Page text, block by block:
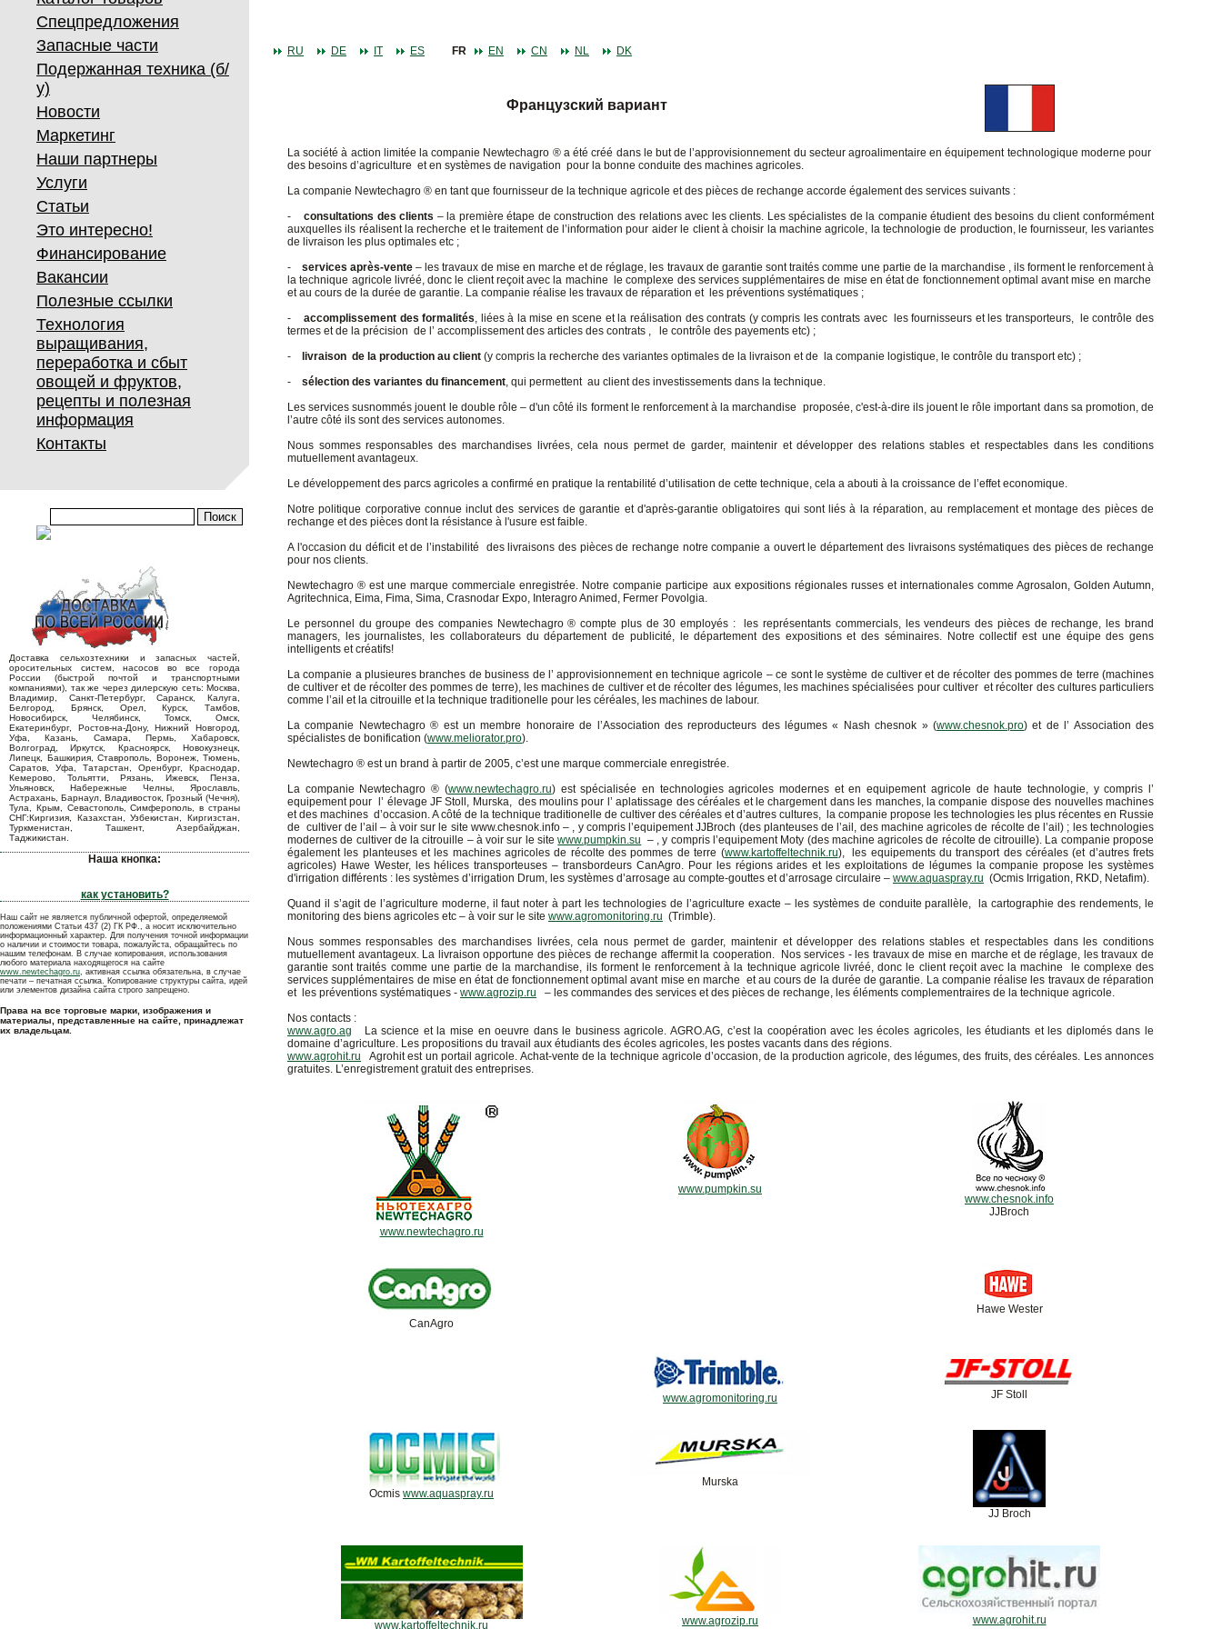
Спецпредложения
Запасные части
Подержанная техника (б/
у)
Новости
Маркетинг
Наши партнеры
Услуги
Статьи
Это интересно!
Финансирование
Вакансии
Полезные ссылки
Технология
выращивания,
переработка и сбыт
овощей и фруктов,
рецепты и полезная
информация
Контакты
Доставка сельхозтехники и запасных частей,
оросительных систем, насосов во все города
России (быстрой почтой и транспортными
компаниями), так же через дилерскую сеть: Москва,
Владимир, Санкт-Петербург, Саранск, Калуга,
Белгород, Брянск, Орел, Курск, Тамбов,
Новосибирск, Челябинск, Томск, Омск,
Екатеринбург, Ростов-на-Дону, Нижний Новгород,
Уфа, Казань, Самара, Пермь, Хабаровск,
Волгоград, Иркутск, Красноярск, Новокузнецк,
Липецк, Башкирия, Ставрополь, Воронеж, Тюмень,
Саратов, Уфа, Татарстан, Оренбург, Краснодар,
Кемерово, Тольятти, Рязань, Ижевск, Пенза,
Ульяновск, Набережные Челны, Ярославль,
Астрахань, Барнаул, Владивосток, Грозный (Чечня),
Тула, Крым, Севастополь, Симферополь, в страны
СНГ:Киргизия, Казахстан, Узбекистан, Киргизстан,
Туркменистан, Ташкент, Азербайджан,
Таджикистан.
Наша кнопка:
как установить?
Наш сайт не является публичной офертой, определяемой
положениями Статьи 437 (2) ГК РФ., а носит исключительно
информационный характер. Для получения точной информации
о наличии и стоимости товара, пожалуйста, обращайтесь по
нашим телефонам. В случае копирования, использования
любого материала находящегося на сайте
www.newtechagro.ru, активная ссылка обязательна, в случае
печати – печатная ссылка. Копирование структуры сайта, идей
или элементов дизайна сайта строго запрещено.
Права на все торговые марки, изображения и
материалы, представленные на сайте, принадлежат
их владельцам.
RU DE IT ES FR EN CN NL DK
Французский вариант
La société à action limitée la companie Newtechagro ® a été créé dans le but de l’approvisionnement du secteur agroalimentaire en équipement technologique moderne pour
des besoins d’agriculture et en systèmes de navigation pour la bonne conduite des machines agricoles.
La companie Newtechagro ® en tant que fournisseur de la technique agricole et des pièces de rechange accorde également des services suivants :
-consultations des clients – la première étape de construction des relations avec les clients. Les spécialistes de la companie étudient des besoins du client conformément
auxquelles ils réalisent la recherche et le traitement de l’information pour aider le client à choisir la machine agricole, la technologie de production, le fournisseur, les variantes
de livraison les plus optimales etc ;
-services après-vente – les travaux de mise en marche et de réglage, les travaux de garantie sont traités comme une partie de la marchandise , ils forment le renforcement à
la technique agricole livréé, donc le client reçoit avec la machine le complexe des services supplémentaires de mise en état de fonctionnement optimal avant mise en marche
et au cours de la durée de garantie. La companie réalise les travaux de réparation et les préventions systématiques ;
-accomplissement des formalités, liées à la mise en scene et la reálisation des contrats (y compris les contrats avec les fournisseurs et les transporteurs, le contrôle des
termes et de la précision de l’ accomplissement des articles des contrats , le contrôle des payements etc) ;
-
livraison de la production au client (y compris la recherche des variantes optimales de la livraison et de la companie logistique, le contrôle du transport etc) ;
- sélection des variantes du financement, qui permettent au client des investissements dans la technique.
Les services susnommés jouent le double rôle – d'un côté ils forment le renforcement à la marchandise proposée, c'est-à-dire ils jouent le rôle important dans sa promotion, de
l’autre côté ils sont des services autonomes.
Nous sommes responsables des marchandises livrées, cela nous permet de garder, maintenir et développer des relations stables et respectables dans les conditions
mutuellement avantageux.
Le développement des parcs agricoles a confirmé en pratique la rentabilité d’utilisation de cette technique, cela a abouti à la croissance de l’effet economique.
Notre politique corporative connue inclut des services de garantie et d'après-garantie obligatoires qui sont liés à la réparation, au remplacement et montage des pièces de
rechange et des pièces dont la résistance à l'usure est faible.
A l'occasion du déficit et de l’instabilité des livraisons des pièces de rechange notre companie a ouvert le département des livraisons systématiques des pièces de rechange
pour nos clients.
Newtechagro ® est une marque commerciale enregistrée. Notre companie participe aux expositions régionales russes et internationales comme Agrosalon, Golden Autumn,
Agritechnica, Eima, Fima, Sima, Crasnodar Expo, Interagro Animed, Fermer Povolgia.
Le personnel du groupe des companies Newtechagro ® compte plus de 30 employés : les représentants commercials, les vendeurs des pièces de rechange, les brand
managers, les journalistes, les collaborateurs du département de publicité, le département des expositions et des séminaires. Notre collectif est une équipe des gens
intelligents et créatifs!
La companie a plusieures branches de business de l’ approvisionnement en technique agricole – ce sont le système de cultiver et de récolter des pommes de terre (machines
de cultiver et de récolter des pommes de terre), les machines de cultiver et de récolter des légumes, les machines spécialisées pour cultiver et récolter des cultures particuliers
comme l’ail et la citrouille et la technique traditionelle pour les céréales, les machines de labour.
La companie Newtechagro ® est un membre honoraire de l’Association des reproducteurs des légumes « Nash chesnok » (www.chesnok.pro) et de l’ Association des
spécialistes de bonification (www.meliorator.pro).
Newtechagro ® est un brand à partir de 2005, c’est une marque commerciale enregistrée.
La companie Newtechagro ® (www.newtechagro.ru) est spécialisée en technologies agricoles modernes et en equipement agricole de haute technologie, y compris l’
equipement pour l’ élevage JF Stoll, Murska, des moulins pour l’ aplatissage des céréales et le chargement dans les manches, la companie dispose des nouvelles machines
et des machines d’occasion. A côté de la technique traditionelle de cultiver des céréales et d’autres cultures, la companie propose les technologies les plus récentes en Russie
de cultiver de l’ail – à voir sur le site www.chesnok.info – , y compris l’equipement JJBroch (des planteuses de l’ail, des machine agricoles de récolte de l’ail) ; les technologies
modernes de cultiver de la citrouille – à voir sur le sitewww.pumpkin.su – , y compris l’equipement Moty (des machine agricoles de récolte de citrouille). La companie propose
également les planteuses et les machines agricoles de récolte des pommes de terre (www.kartoffeltechnik.ru), les equipements du transport des céréales (et d’autres frets
agricoles) Hawe Wester, les hélices transporteuses – transbordeurs CanAgro. Pour les régions arides et les exploitations de légumes la companie propose les systèmes
d'irrigation différents : les systèmes d’irrigation Drum, les systèmes d’arrosage au compte-gouttes et d’arrosage circulaire – www.aquaspray.ru (Ocmis Irrigation, RKD, Netafim).
Quand il s’agit de l’agriculture moderne, il faut noter à part les technologies de l’agriculture exacte – les systèmes de conduite parallèle, la cartographie des rendements, le
monitoring des biens agricoles etc – à voir sur le site www.agromonitoring.ru (Trimble).
Nous sommes responsables des marchandises livrées, cela nous permet de garder, maintenir et développer des relations stables et respectables dans les conditions
mutuellement avantageux. La livraison opportune des pièces de rechange affermit la cooperation. Nos services - les travaux de mise en marche et de réglage, les travaux de
garantie sont traités comme une partie de la marchandise, ils forment le renforcement à la technique agricole livréé, donc le client reçoit avec la machine le complexe des
services supplémentaires de mise en état de fonctionnement optimal avant mise en marche et au cours de la durée de garantie. La companie réalise les travaux de réparation
et les préventions systématiques - www.agrozip.ru – les commandes des services et des pièces de rechange, les éléments complementraires de la technique agricole.
Nos contacts :
www.agro.ag La science et la mise en oeuvre dans le business agricole. AGRO.AG, c’est la coopération avec les écoles agricoles, les étudiants et les diplomés dans le
domaine d’agriculture. Les propositions du travail aux étudiants des écoles agricoles, les postes vacants dans des régions.
www.agrohit.ru Agrohit est un portail agricole. Achat-vente de la technique agricole d’occasion, de la production agricole, des légumes, des fruits, des céréales. Les annonces
gratuites. L’enregistrement gratuit des entreprises.
www.newtechagro.ru
www.pumpkin.su
www.chesnok.info
JJBroch
CanAgro
Hawe Wester
www.agromonitoring.ru JF Stoll
Ocmis www.aquaspray.ru
Murska
JJ Broch
www.kartoffeltechnik.ru www.agrozip.ru www.agrohit.ru